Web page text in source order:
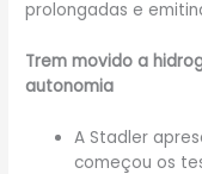
prolongadas e
Trem movido a
autonomia
A Stadler
começou os